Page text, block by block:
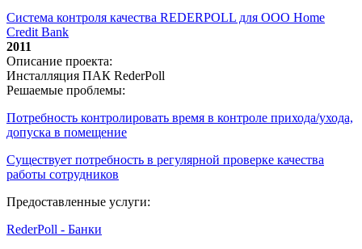
Система контроля качества REDERPOLL для ООО Home
Credit Bank
2011
Описание проекта:
Инсталляция ПАК RederPoll
Решаемые проблемы:
Потребность контролировать время в контроле прихода/ухода,
допуска в помещение
Существует потребность в регулярной проверке качества
работы сотрудников
Предоставленные услуги:
RederPoll - Банки